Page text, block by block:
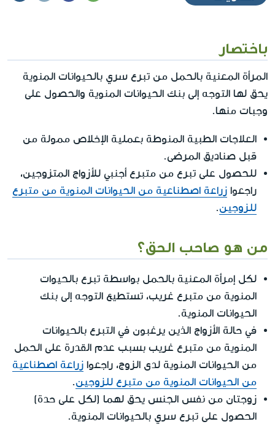
باختصار
المرأة المعنية بالحمل من تبرع سري بالحيوانات المنوية
يحق لها التوجه إلى بنك الحيوانات المنوية والحصول على
وجبات منها.
العلاجات الطبية المنوطة بعملية الإخلاص ممولة من
قبل صناديق المرضى.
للحصول على تبرع من متبرع أجنبي للأزواج المتزوجين،
راجعوا زراعة اصطناعية من الحيوانات المنوية من متبرع
للزوجين.
من هو صاحب الحق؟
لكل إمرأة المعنية بالحمل بواسطة تبرع بالحيوات
المنوية من متبرع غريب، تستطيع التوجه إلى بنك
الحيوانات المنوية.
في حالة الأزواج الذين يرغبون في التبرع بالحيوانات
المنوية من متبرع غريب بسبب عدم القدرة على الحمل
من الحيوانات المنوية لدى الزوج، راجعوا زراعة اصطناعية
من الحيوانات المنوية من متبرع للزوجين.
زوجتان من نفس الجنس يحق لهما (لكل على حدة)
الحصول على تبرع سري بالحيوانات المنوية.